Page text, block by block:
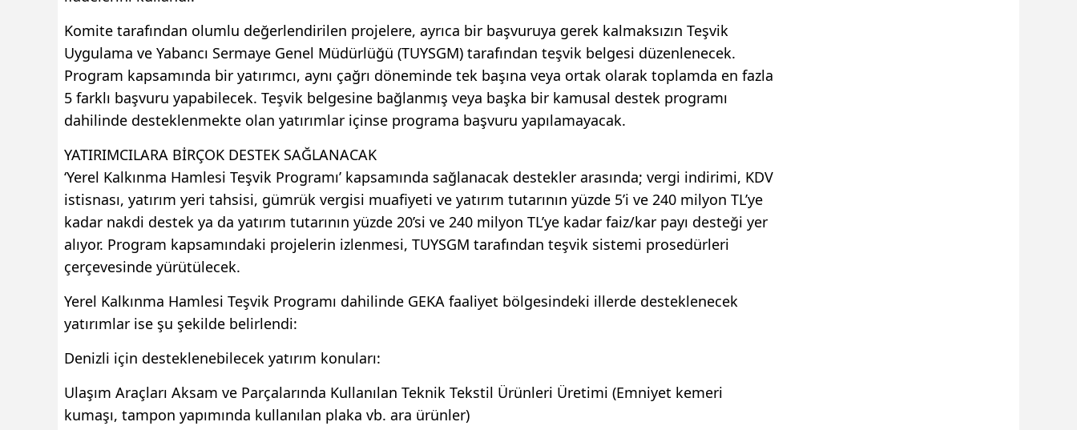
Komite tarafından olumlu değerlendirilen projelere, ayrıca bir başvuruya gerek kalmaksızın Teşvik
Uygulama ve Yabancı Sermaye Genel Müdürlüğü (TUYSGM) tarafından teşvik belgesi düzenlenecek.
Program kapsamında bir yatırımcı, aynı çağrı döneminde tek başına veya ortak olarak toplamda en fazla
5 farklı başvuru yapabilecek. Teşvik belgesine bağlanmış veya başka bir kamusal destek programı
dahilinde desteklenmekte olan yatırımlar içinse programa başvuru yapılamayacak.
YATIRIMCILARA BİRÇOK DESTEK SAĞLANACAK
‘Yerel Kalkınma Hamlesi Teşvik Programı’ kapsamında sağlanacak destekler arasında; vergi indirimi, KDV
istisnası, yatırım yeri tahsisi, gümrük vergisi muafiyeti ve yatırım tutarının yüzde 5’i ve 240 milyon TL’ye
kadar nakdi destek ya da yatırım tutarının yüzde 20’si ve 240 milyon TL’ye kadar faiz/kar payı desteği yer
alıyor. Program kapsamındaki projelerin izlenmesi, TUYSGM tarafından teşvik sistemi prosedürleri
çerçevesinde yürütülecek.
Yerel Kalkınma Hamlesi Teşvik Programı dahilinde GEKA faaliyet bölgesindeki illerde desteklenecek
yatırımlar ise şu şekilde belirlendi:
Denizli için desteklenebilecek yatırım konuları:
Ulaşım Araçları Aksam ve Parçalarında Kullanılan Teknik Tekstil Ürünleri Üretimi (Emniyet kemeri
kumaşı, tampon yapımında kullanılan plaka vb. ara ürünler)